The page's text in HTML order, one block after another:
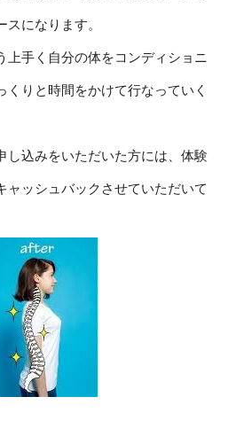
になります。
上手く自分の体をコンディショニ
くりと時間をかけて行なっていく
し込みをいただいた方には、体験
ャッシュバックさせていただいて